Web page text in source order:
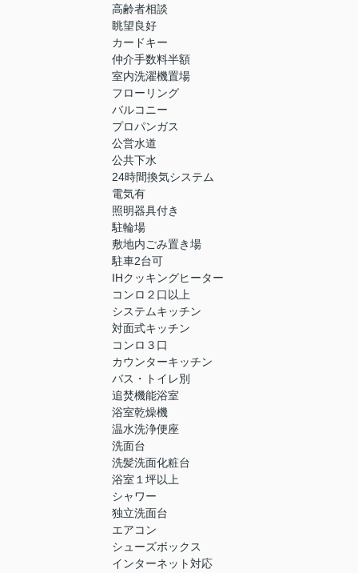
高齢者相談
眺望良好
カードキー
仲介手数料半額
室内洗濯機置場
フローリング
バルコニー
プロパンガス
公営水道
公共下水
24時間換気システム
電気有
照明器具付き
駐輪場
敷地内ごみ置き場
駐車2台可
IHクッキングヒーター
コンロ２口以上
システムキッチン
対面式キッチン
コンロ３口
カウンターキッチン
バス・トイレ別
追焚機能浴室
浴室乾燥機
温水洗浄便座
洗面台
洗髪洗面化粧台
浴室１坪以上
シャワー
独立洗面台
エアコン
シューズボックス
インターネット対応